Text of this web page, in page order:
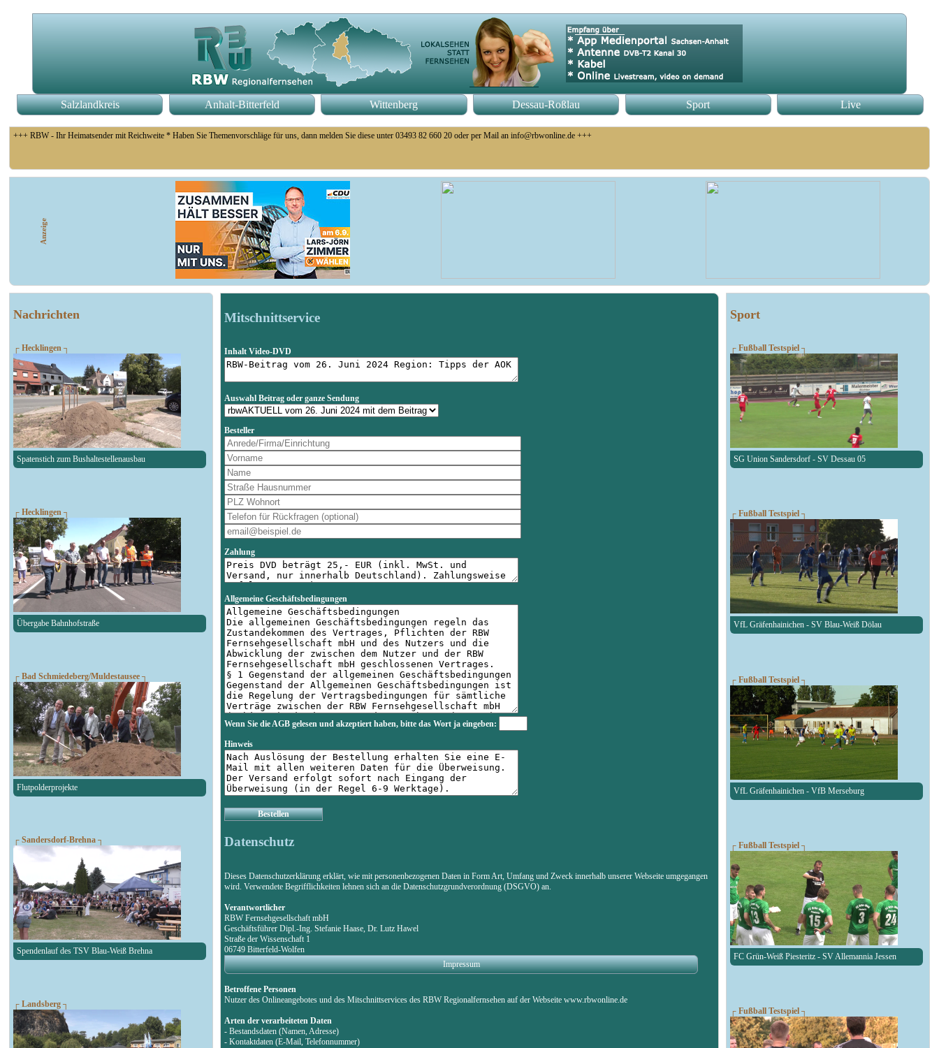
Salzlandkreis Anhalt-Bitterfeld Wittenberg Dessau-Roßlau Sport Live
+++ RBW - Ihr Heimatsender mit Reichweite * Haben Sie Themenvorschläge für uns, dann melden Sie diese unter 03493 82 660 20 oder per Mail an info@rbwonline.de +++
+++ Muldenstein: 720 000 Euro Fördermittel von Bund und Land erhält die Gemeinde für den umfassenden Ausbau des Bahnhofsvorplatzes * Die Mittel kommen aus dem Fördertopf "Investitionsgesetz Kohleregion" +++
Nachrichten
┌ Hecklingen ┐
Spatenstich zum Bushaltestellenausbau
┌ Hecklingen ┐
Übergabe Bahnhofstraße
┌ Bad Schmiedeberg/Muldestausee ┐
Flutpolderprojekte
┌ Sandersdorf-Brehna ┐
Spendenlauf des TSV Blau-Weiß Brehna
┌ Landsberg ┐
Mitschnittservice
Inhalt Video-DVD
Auswahl Beitrag oder ganze Sendung
Besteller
Zahlung
Allgemeine Geschäftsbedingungen
Wenn Sie die AGB gelesen und akzeptiert haben, bitte das Wortja eingeben:
Hinweis
Bestellen
Datenschutz
Dieses Datenschutzerklärung erklärt, wie mit personenbezogenen Daten in Form Art, Umfang und Zweck innerhalb unserer Webseite umgegangen
wird. Verwendete Begrifflichkeiten lehnen sich an die Datenschutzgrundverordnung (DSGVO) an.
Verantwortlicher
RBW Fernsehgesellschaft mbH
Geschäftsführer Dipl.-Ing. Stefanie Haase, Dr. Lutz Hawel
Straße der Wissenschaft 1
06749 Bitterfeld-Wolfen
Impressum
Betroffene Personen
Nutzer des Onlineangebotes und des Mitschnittservices des RBW Regionalfernsehen auf der Webseite www.rbwonline.de
Arten der verarbeiteten Daten
- Bestandsdaten (Namen, Adresse)
- Kontaktdaten (E-Mail, Telefonnummer)
Sport
┌ Fußball Testspiel ┐
SG Union Sandersdorf - SV Dessau 05
┌ Fußball Testspiel ┐
VfL Gräfenhainichen - SV Blau-Weiß Dölau
┌ Fußball Testspiel ┐
VfL Gräfenhainichen - VfB Merseburg
┌ Fußball Testspiel ┐
FC Grün-Weiß Piesteritz - SV Allemannia Jessen
┌ Fußball Testspiel ┐
Anzeige